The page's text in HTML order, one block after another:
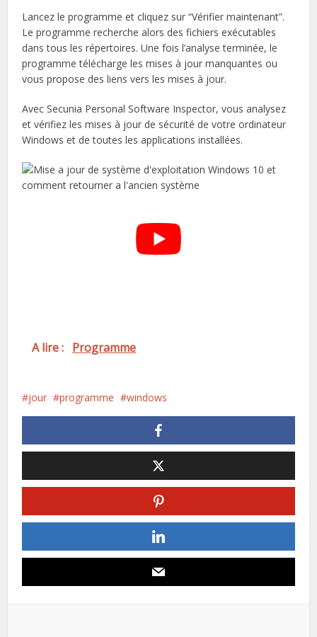
Lancez le programme et cliquez sur “Vérifier maintenant”.
Le programme recherche alors des fichiers exécutables
dans tous les répertoires. Une fois l’analyse terminée, le
programme télécharge les mises à jour manquantes ou
vous propose des liens vers les mises à jour.
Avec Secunia Personal Software Inspector, vous analysez
et vérifiez les mises à jour de sécurité de votre ordinateur
Windows et de toutes les applications installées.
A lire : Programme
jour programme windows